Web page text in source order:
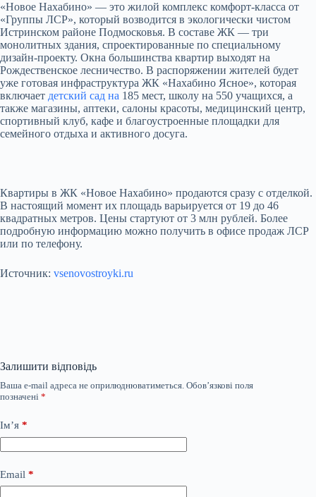
«Новое Нахабино» — это жилой комплекс комфорт-класса от
«Группы ЛСР», который возводится в экологически чистом
Истринском районе Подмосковья. В составе ЖК — три
монолитных здания, спроектированные по специальному
дизайн-проекту. Окна большинства квартир выходят на
Рождественское лесничество. В распоряжении жителей будет
уже готовая инфраструктура ЖК «Нахабино Ясное», которая
включает детский сад на 185 мест, школу на 550 учащихся, а
также магазины, аптеки, салоны красоты, медицинский центр,
спортивный клуб, кафе и благоустроенные площадки для
семейного отдыха и активного досуга.
Квартиры в ЖК «Новое Нахабино» продаются сразу с отделкой.
В настоящий момент их площадь варьируется от 19 до 46
квадратных метров. Цены стартуют от 3 млн рублей. Более
подробную информацию можно получить в офисе продаж ЛСР
или по телефону.
Источник: vsenovostroyki.ru
Залишити відповідь
Ваша e-mail адреса не оприлюднюватиметься. Обов’язкові поля
позначені *
Ім’я *
Email *